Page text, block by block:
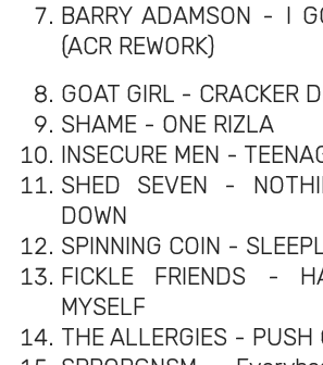
BARRY ADAMSON - I
(ACR REWORK)
GOAT GIRL - CRACKER
SHAME - ONE RIZLA
INSECURE MEN -
SHED SEVEN -
DOWN
SPINNING COIN -
FICKLE FRIENDS -
MYSELF
THE ALLERGIES - PUSH